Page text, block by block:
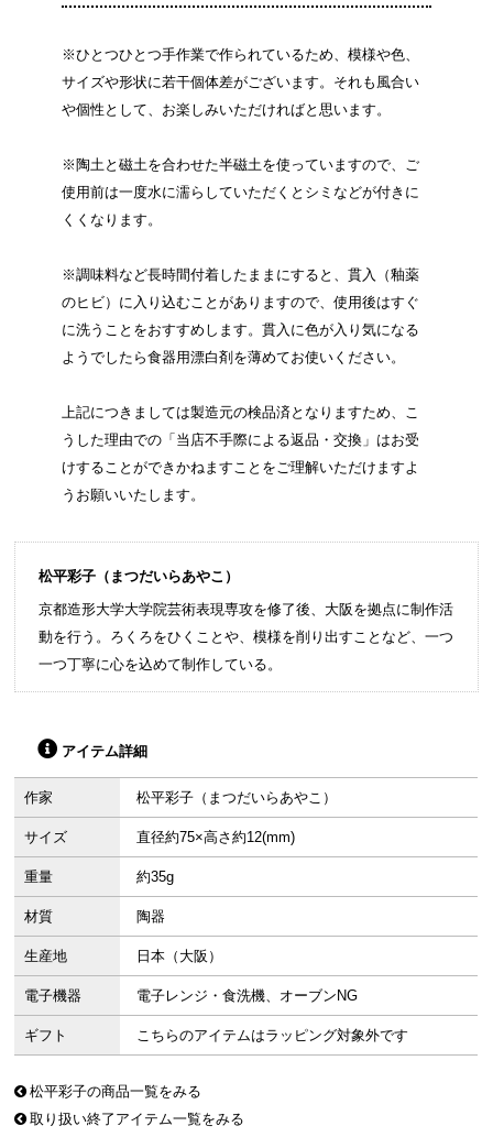
※ひとつひとつ手作業で作られているため、模様や色、
サイズや形状に若干個体差がございます。それも風合い
や個性として、お楽しみいただければと思います。
※陶土と磁土を合わせた半磁土を使っていますので、ご
使用前は一度水に濡らしていただくとシミなどが付きに
くくなります。
※調味料など長時間付着したままにすると、貫入（釉薬
のヒビ）に入り込むことがありますので、使用後はすぐ
に洗うことをおすすめします。貫入に色が入り気になる
ようでしたら食器用漂白剤を薄めてお使いください。
上記につきましては製造元の検品済となりますため、こ
うした理由での「当店不手際による返品・交換」はお受
けすることができかねますことをご理解いただけますよ
うお願いいたします。
松平彩子（まつだいらあやこ）
京都造形大学大学院芸術表現専攻を修了後、大阪を拠点に制作活
動を行う。ろくろをひくことや、模様を削り出すことなど、一つ
一つ丁寧に心を込めて制作している。
アイテム詳細
作家 松平彩子（まつだいらあやこ）
サイズ 直径約75×高さ約12(mm)
重量 約35g
材質 陶器
生産地 日本（大阪）
電子機器 電子レンジ・食洗機、オーブンNG
ギフト こちらのアイテムはラッピング対象外です
松平彩子の商品一覧をみる
取り扱い終了アイテム一覧をみる